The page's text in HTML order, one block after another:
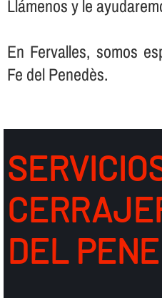
Llámenos y le
En Fervalles, somos
Fe del Penedès.
DEL